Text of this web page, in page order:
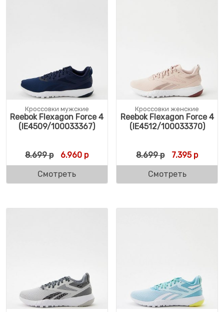
Кроссовки мужские
Reebok Flexagon Force 4
(IE4509/100033367)
8.699р Первоначальная цена составляла 8.699
6.960 рТекущая цена: 6.960 р.
Смотреть
Кроссовки женские
Reebok Flexagon Force 4
(IE4512/100033370)
8.699р 7.395р
Смотреть